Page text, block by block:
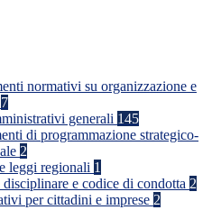
normativi su organizzazione e
7
generali 145
di programmazione strategico-
2
leggi regionali 1
e codice di condotta 2
per cittadini e imprese 2